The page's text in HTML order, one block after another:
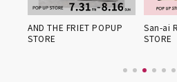
AND THE FRIET POPUP
STORE
San-ai
STORE